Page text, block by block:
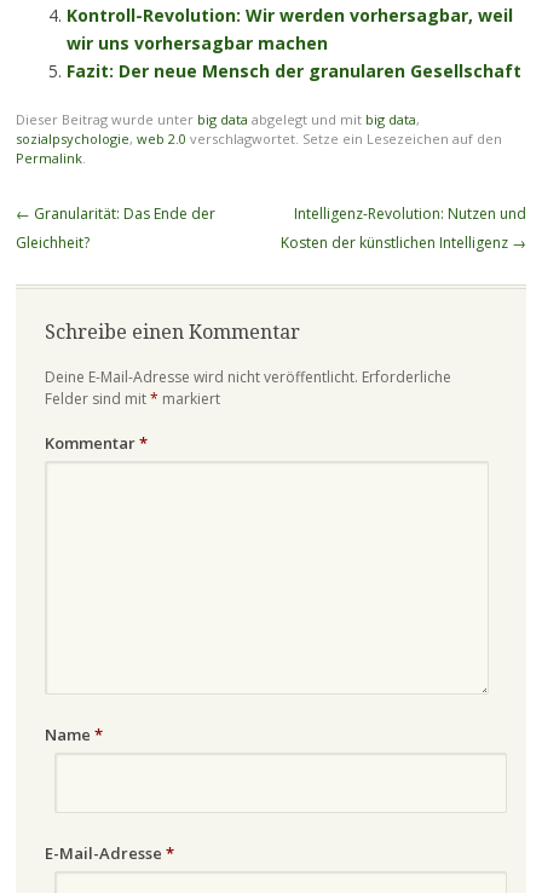
Kontroll-Revolution: Wir werden vorhersagbar, weil
wir uns vorhersagbar machen
Fazit: Der neue Mensch der granularen Gesellschaft
Dieser Beitrag wurde unter big data abgelegt und mit big data,
sozialpsychologie, web 2.0 verschlagwortet. Setze ein Lesezeichen auf den
Permalink.
Beitragsnavigation
← Granularität: Das Ende der
Gleichheit?
Intelligenz-Revolution: Nutzen und
Kosten der künstlichen Intelligenz →
Schreibe einen Kommentar
Deine E-Mail-Adresse wird nicht veröffentlicht. Erforderliche
Felder sind mit* markiert
Kommentar*
Name *
E-Mail-Adresse *